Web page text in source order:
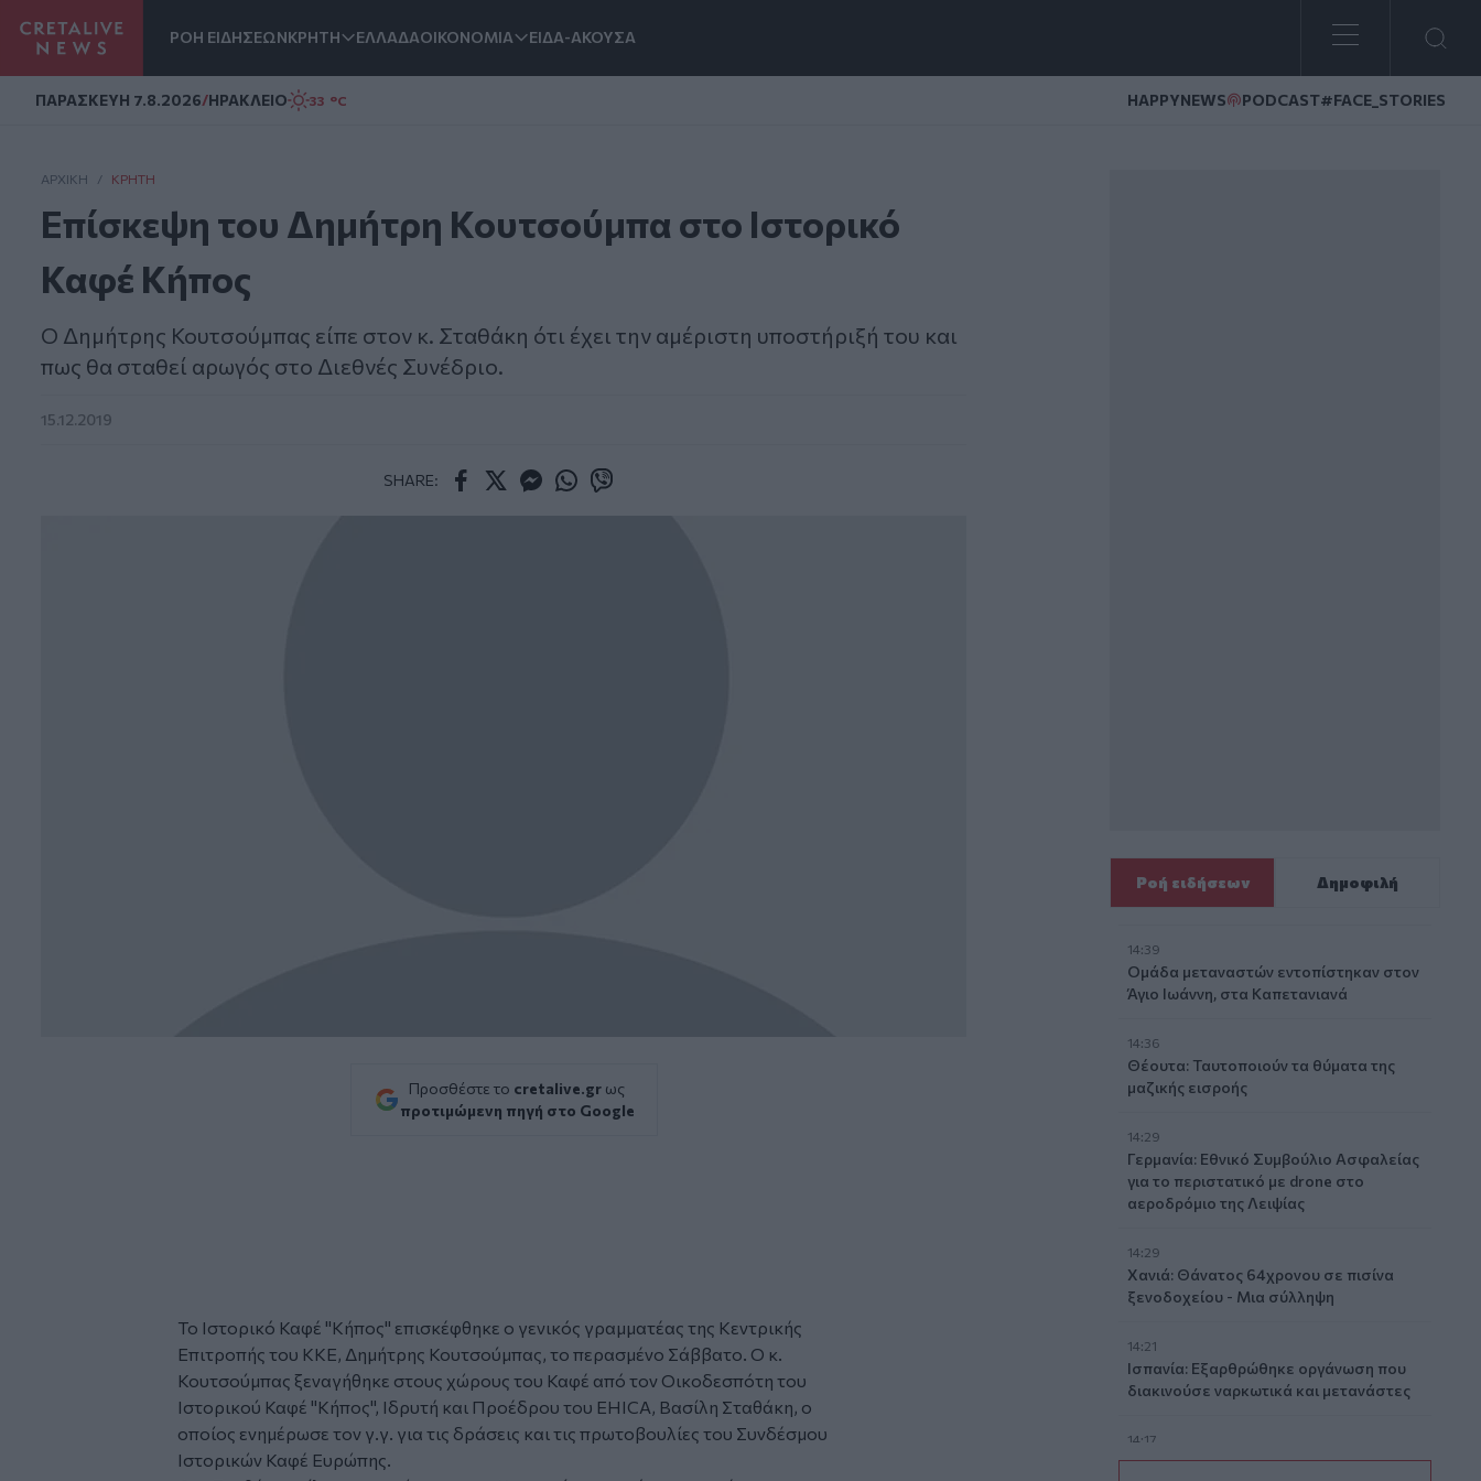
ΡΟΗ ΕΙΔΗΣΕΩΝΚΡΗΤΗ ΕΛΛΑΔΑΟΙΚΟΝΟΜΙΑ ΕΙΔΑ-ΑΚΟΥΣΑ
ΠΑΡΑΣΚΕΥΗ 7.8.2026/ΗΡΑΚΛΕΙΟ 33 °C HAPPYNEWS PODCAST#FACE_STORIES
ΑΡΧΙΚΗ / ΚΡΉΤΗ
Επίσκεψη του Δημήτρη Κουτσούμπα στο Ιστορικό
Καφέ Κήπος
Ο Δημήτρης Κουτσούμπας είπε στον κ. Σταθάκη ότι έχει την αμέριστη υποστήριξή του και
πως θα σταθεί αρωγός στο Διεθνές Συνέδριο.
15.12.2019
SHARE:
Προσθέστε το cretalive.gr ως
προτιμώμενη πηγή στο Google
Το Ιστορικό Καφέ "Κήπος" επισκέφθηκε ο γενικός γραμματέας της Κεντρικής
Επιτροπής του ΚΚΕ, Δημήτρης Κουτσούμπας, το περασμένο Σάββατο. Ο κ.
Κουτσούμπας ξεναγήθηκε στους χώρους του Καφέ από τον Οικοδεσπότη του
Ιστορικού Καφέ "Κήπος", Ιδρυτή και Προέδρου του EHICA, Βασίλη Σταθάκη, ο
οποίος ενημέρωσε τον γ.γ. για τις δράσεις και τις πρωτοβουλίες του Συνδέσμου
Ιστορικών Καφέ Ευρώπης.
Ροή ειδήσεων Δημοφιλή
14:39
Ομάδα μεταναστών εντοπίστηκαν στον
Άγιο Ιωάννη, στα Καπετανιανά
14:36
Θέουτα: Ταυτοποιούν τα θύματα της
μαζικής εισροής
14:29
Γερμανία: Εθνικό Συμβούλιο Ασφαλείας
για το περιστατικό με drone στο
αεροδρόμιο της Λειψίας
14:29
Χανιά: Θάνατος 64χρονου σε πισίνα
ξενοδοχείου - Μια σύλληψη
14:21
Ισπανία: Εξαρθρώθηκε οργάνωση που
διακινούσε ναρκωτικά και μετανάστες
14:17
Πολύ υψηλός κίνδυνος πυρκαγιάς στην